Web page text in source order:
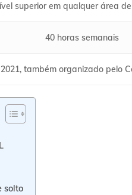
superior em qualquer área
40 horas semanais
2021, também organizado pelo
solto